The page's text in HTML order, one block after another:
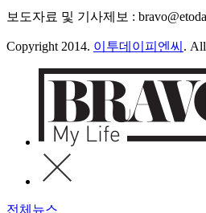
보도자료 및 기사제보 :
Copyright 2014. 이투데이피엔씨 . All
전체뉴스